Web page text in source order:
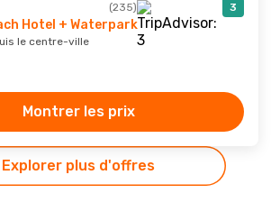
(235) 3
Hotel + Waterpark
le centre-ville
Montrer les prix
Explorer plus d'offres